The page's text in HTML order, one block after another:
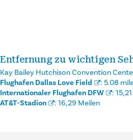
Entfernung zu wichtigen
Kay Bailey Hutchison Convention
Flughafen Dallas Love Field
: 5.08
Internationaler Flughafen DFW
:
AT&T-Stadion
: 16,29 Meilen